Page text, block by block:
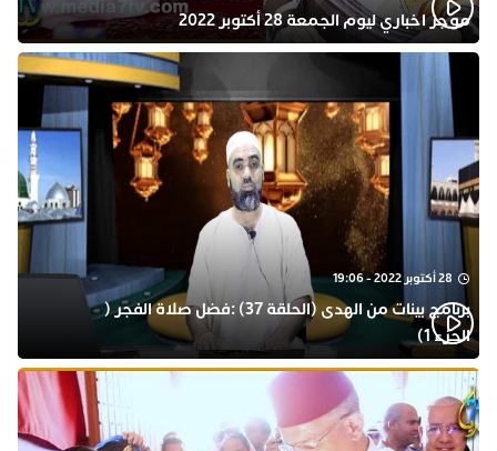
موجز اخباري ليوم الجمعة 28 أكتوبر 2022
28 أكتوبر 2022 - 19:06
برنامج بينات من الهدى (الحلقة 37) :فضل صلاة الفجر (
الجزء 1)